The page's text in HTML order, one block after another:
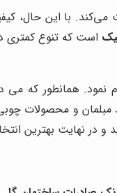
می‌کند. با این حال،
است که تنوع کمتری
نمود. همانطور که
و محصولات
و در نهایت بهترین